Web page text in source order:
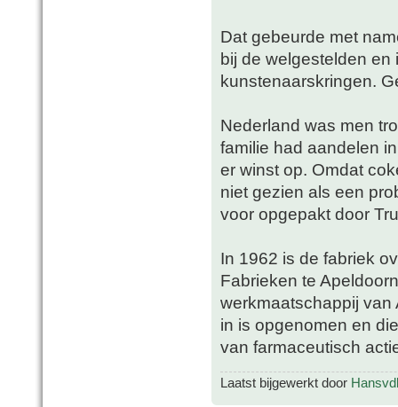
Dat gebeurde met
bij de welgestelden en
kunstenaarskringen.
Nederland was men
familie had aandelen
er winst op. Omdat
niet gezien als een
voor opgepakt door
In 1962 is de fabriek
Fabrieken te
werkmaatschappij
in is opgenomen en
van farmaceutisch
Laatst bijgewerkt door